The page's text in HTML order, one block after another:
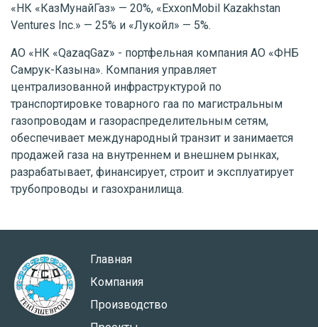
«НК «КазМунайГаз» — 20%, «ExxonMobil Kazakhstan
Ventures Inc.» — 25% и «Лукойл» — 5%.
АО «НК «QazaqGaz» - портфельная компания АО «ФНБ
Самрук-Казына». Компания управляет
централизованной инфраструктурой по
транспортировке товарного гаа по магистральным
газопроводам и газораспределительным сетям,
обеспечивает международный транзит и занимается
продажей газа на внутреннем и внешнем рынках,
разрабатывает, финансирует, строит и эксплуатирует
трубопроводы и газохранилища.
Главная
Компания
Производство